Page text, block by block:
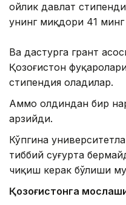
ойлик давлат
унинг миқдори 41
Ва дастурга грант
Қозоғистон
стипендия оладилар.
Аммо олдиндан бир
арзийди.
Кўпгина
тиббий суғурта
чиқиш керак бўлиши
Қозоғистонга